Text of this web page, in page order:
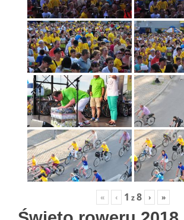
« ‹ 1 z8 › »